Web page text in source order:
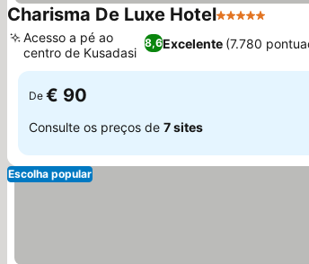
Charisma De Luxe Hotel5 Estrelas
8,6Excelente (7.780
Acesso a pé ao
centro de Kusadasi
De € 90
Consulte os preços de 7 sites
Escolha popular